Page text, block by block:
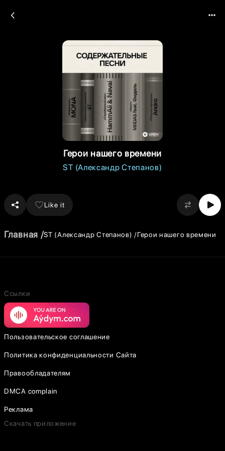
Герои нашего времени
ST (Александр Степанов)
Like it
Главная ST (Александр Степанов) Герои нашего времени
Ссылки
Пользовательское соглашение
Политика конфиденциальности Сайта
Правообладателям
DMCA complain
Реклама
Скачать приложение